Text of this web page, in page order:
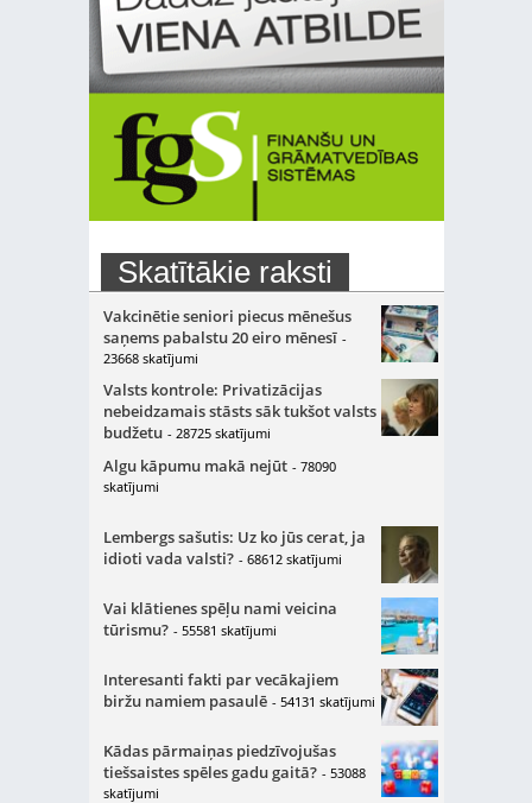
Skatītākie raksti
Vakcinētie seniori piecus mēnešus
saņems pabalstu 20 eiro mēnesī -
23668 skatījumi
Valsts kontrole: Privatizācijas
nebeidzamais stāsts sāk tukšot valsts
budžetu - 28725 skatījumi
Algu kāpumu makā nejūt - 78090
skatījumi
Lembergs sašutis: Uz ko jūs cerat, ja
idioti vada valsti? - 68612 skatījumi
Vai klātienes spēļu nami veicina
tūrismu? - 55581 skatījumi
Interesanti fakti par vecākajiem
biržu namiem pasaulē - 54131 skatījumi
Kādas pārmaiņas piedzīvojušas
tiešsaistes spēles gadu gaitā? - 53088
skatījumi